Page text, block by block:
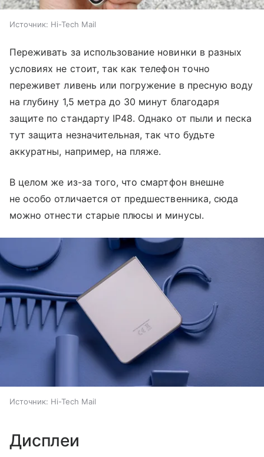
Источник: Hi-Tech Mail
Переживать за использование новинки в разных
условиях не стоит, так как телефон точно
переживет ливень или погружение в пресную воду
на глубину 1,5 метра до 30 минут благодаря
защите по стандарту IP48. Однако от пыли и песка
тут защита незначительная, так что будьте
аккуратны, например, на пляже.
В целом же из-за того, что смартфон внешне
не особо отличается от предшественника, сюда
можно отнести старые плюсы и минусы.
Источник: Hi-Tech Mail
Дисплеи